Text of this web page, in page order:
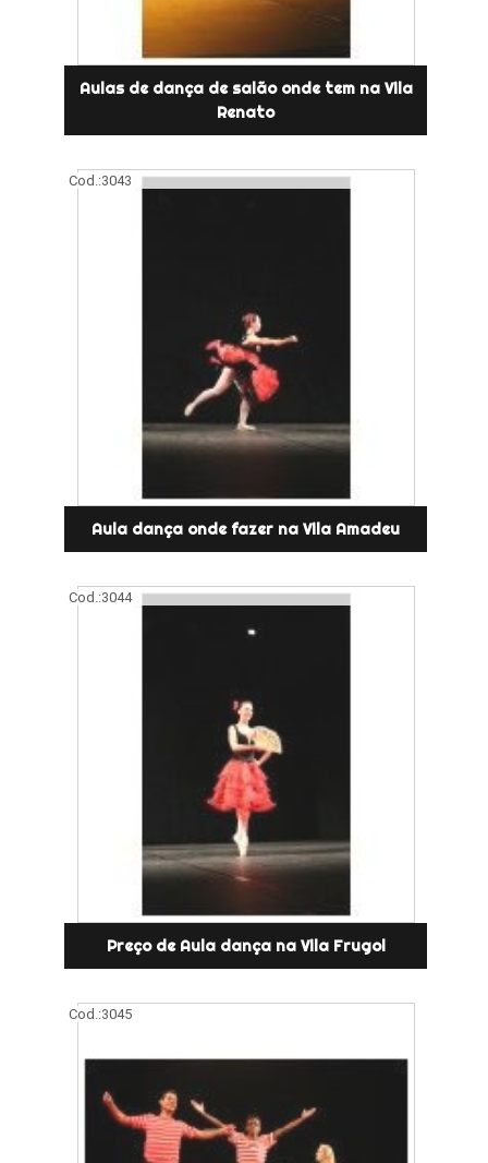
Aulas de dança de salão onde tem na Vila
Renato
Cod.:3043
Aula dança onde fazer na Vila Amadeu
Cod.:3044
Preço de Aula dança na Vila Frugol
Cod.:3045